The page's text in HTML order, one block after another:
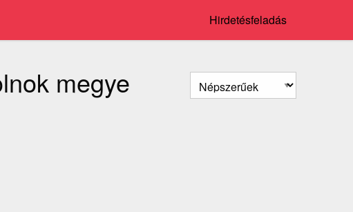
Hirdetésfeladás
megye